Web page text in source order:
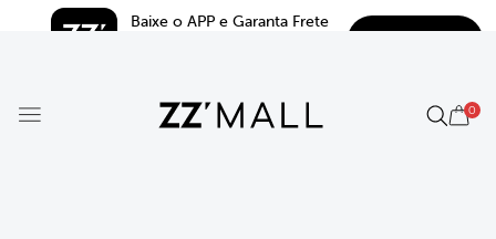
Baixe o APP e Garanta Frete
0